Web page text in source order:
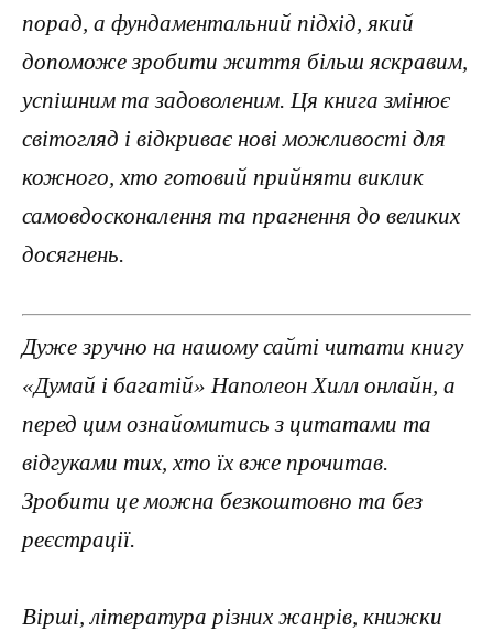
порад, а фундаментальний підхід, який
допоможе зробити життя більш яскравим,
успішним та задоволеним. Ця книга змінює
світогляд і відкриває нові можливості для
кожного, хто готовий прийняти виклик
самовдосконалення та прагнення до великих
досягнень.
Дуже зручно на нашому сайті читати книгу
«Думай і багатій» Наполеон Хилл онлайн, а
перед цим ознайомитись з цитатами та
відгуками тих, хто їх вже прочитав.
Зробити це можна безкоштовно та без
реєстрації.
Вірші, література різних жанрів, книжки